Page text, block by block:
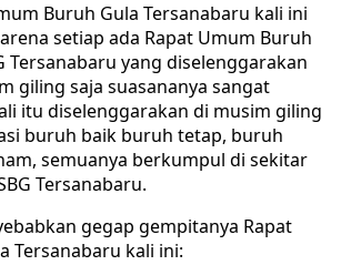
Buruh Gula Tersanabaru kali ini
setiap ada Rapat Umum Buruh
Tersanabaru yang diselenggarakan
giling saja suasananya sangat
itu diselenggarakan di musim giling
buruh baik buruh tetap, buruh
semuanya berkumpul di sekitar
Tersanabaru.
gegap gempitanya Rapat
Tersanabaru kali ini: